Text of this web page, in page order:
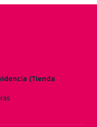
(Tienda